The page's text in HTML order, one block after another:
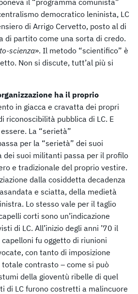
democratico leninista, LC
di Arrigo Cervetto, posto al di
di partito come una sorta di credo.
scienza». Il metodo “scientifico” è
Non si discute, tutt’al più si
ha il proprio
in giacca e cravatta dei propri
riconoscibilità pubblica di LC. E
La “serietà”
per la “serietà” dei suoi
dei suoi militanti passa per il profilo
e tradizionale del proprio vestire.
dalla cosiddetta decadenza
e sciatta, della medietà
Lo stesso vale per il taglio
corti sono un’indicazione
di LC. All’inizio degli anni ’70 il
fu oggetto di riunioni
con tanto di imposizione
contrasto – come si può
della gioventù ribelle di quel
di LC furono costretti a malincuore